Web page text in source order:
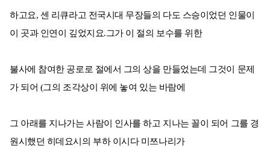
하고요, 센 리큐라고 전국시대 무장들의 다도 스승이었던 인물이
이 곳과 인연이 깊었지요.그가 이 절의 보수를 위한
불사에 참여한 공로로 절에서 그의 상을 만들었는데 그것이 문제
가 되어 (그의 조각상이 위에 놓여 있는 바람에
그 아래를 지나가는 사람이 인사를 하고 지나는 꼴이 되어 그를 경
원시했던 히데요시의 부하 이시다 미쯔나리가